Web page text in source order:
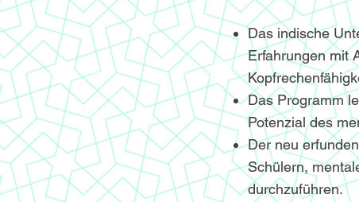
Das indische
Erfahrungen mit
Das Programm
Potenzial des
Der neu
Schülern,
durchzuführen.